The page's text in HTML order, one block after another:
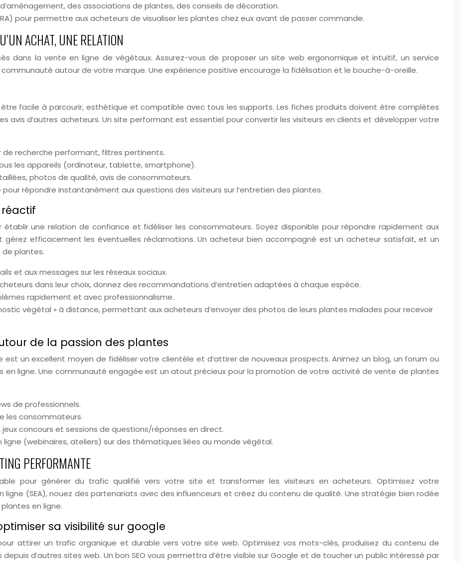
des associations de plantes, des conseils de décoration.
pour permettre aux acheteurs de visualiser les plantes chez eux avant de passer commande.
ACHAT, UNE RELATION
dans la vente en ligne de végétaux. Assurez-vous de proposer un site web ergonomique et intuitif, un service
autour de votre marque. Une expérience positive encourage la fidélisation et le bouche-à-oreille.
facile à parcourir, esthétique et compatible avec tous les supports. Les fiches produits doivent être complètes
avis d’autres acheteurs. Un site performant est essentiel pour convertir les visiteurs en clients et développer votre
recherche performant, filtres pertinents.
les appareils (ordinateur, tablette, smartphone).
photos de qualité, avis de consommateurs.
répondre instantanément aux questions des visiteurs sur l’entretien des plantes.
une relation de confiance et fidéliser les consommateurs. Soyez disponible pour répondre rapidement aux
gérez efficacement les éventuelles réclamations. Un acheteur bien accompagné est un acheteur satisfait, et un
plantes.
et aux messages sur les réseaux sociaux.
dans leur choix, donnez des recommandations d’entretien adaptées à chaque espèce.
rapidement et avec professionnalisme.
végétal » à distance, permettant aux acheteurs d’envoyer des photos de leurs plantes malades pour recevoir
de la passion des plantes
un excellent moyen de fidéliser votre clientèle et d’attirer de nouveaux prospects. Animez un blog, un forum ou
en ligne. Une communauté engagée est un atout précieux pour la promotion de votre activité de vente de plantes
de professionnels.
les consommateurs.
concours et sessions de questions/réponses en direct.
(webinaires, ateliers) sur des thématiques liées au monde végétal.
PERFORMANTE
pour générer du trafic qualifié vers votre site et transformer les visiteurs en acheteurs. Optimisez votre
ligne (SEA), nouez des partenariats avec des influenceurs et créez du contenu de qualité. Une stratégie bien rodée
en ligne.
sa visibilité sur google
attirer un trafic organique et durable vers votre site web. Optimisez vos mots-clés, produisez du contenu de
d’autres sites web. Un bon SEO vous permettra d’être visible sur Google et de toucher un public intéressé par